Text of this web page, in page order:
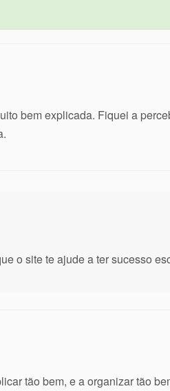
bem explicada. Fiquei a
o site te ajude a ter sucesso
tão bem, e a organizar tão